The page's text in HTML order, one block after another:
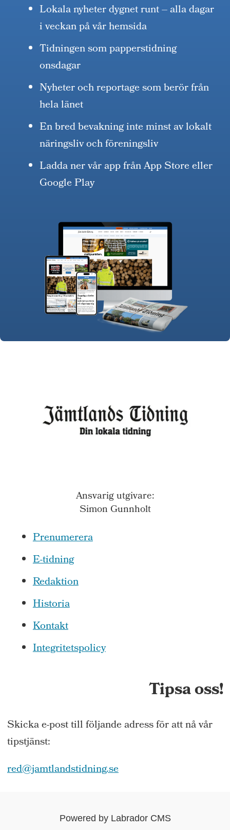
Lokala nyheter dygnet runt – alla dagar
i veckan på vår hemsida
Tidningen som papperstidning
onsdagar
Nyheter och reportage som berör från
hela länet
En bred bevakning inte minst av lokalt
näringsliv och föreningsliv
Ladda ner vår app från App Store eller
Google Play
Ansvarig utgivare:
Simon Gunnholt
Prenumerera
E-tidning
Redaktion
Historia
Kontakt
Integritetspolicy
Tipsa oss!
Skicka e-post till följande adress för att nå vår
tipstjänst:
red@jamtlandstidning.se
Powered by Labrador CMS